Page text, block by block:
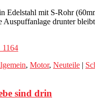
Edelstahl mit S-Rohr
Auspuffanlage drunter
, Motor, Neuteile |
sind drin